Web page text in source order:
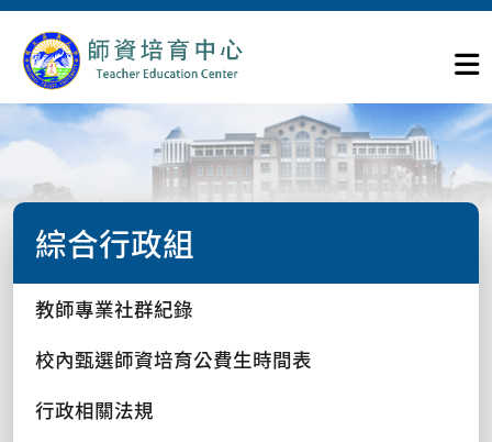
綜合行政組
教師專業社群紀錄
校內甄選師資培育公費生時間表
行政相關法規